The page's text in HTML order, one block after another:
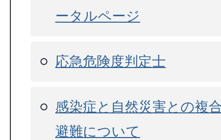
ータルページ
応急危険度判定士
感染症と自然災害との複
避難について